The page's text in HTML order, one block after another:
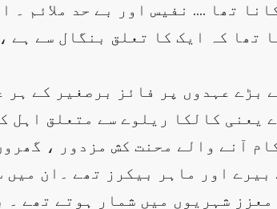
تھا …. نفیس اور بے حد ملائم ۔
تھا کہ ایک کا تعلق بنگال سے ہے
عہدوں پر فائز برصغیر کے ہر
یعنی کالکا ریلوے سے متعلق اہل
آنے والے محنت کش مزدور ،
اور ماہر بیکرز تھے ۔ان
شہریوں میں شمار ہوتے تھے ۔